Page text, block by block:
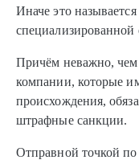
Иначе это
Причём неважно, чем
компании, которые
происхождения,
штрафные санкции.
Отправной точкой по